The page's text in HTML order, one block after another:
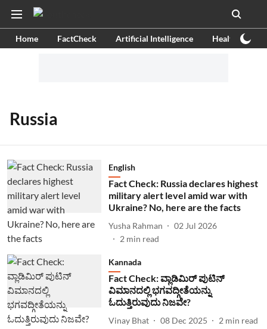
Home FactCheck Artificial Intelligence Health
Russia
English
Fact Check: Russia declares highest
military alert level amid war with
Ukraine? No, here are the facts
Yusha Rahman
02 Jul 2026
2 min read
Kannada
Fact Check: ವ್ಲಾಡಿಮಿರ್ ಪುಟಿನ್
ವಿಮಾನದಲ್ಲಿ ಭಗವದ್ಗೀತೆಯನ್ನು
ಓದುತ್ತಿರುವುದು ನಿಜವೇ?
Vinay Bhat 08 Dec 2025 2 min read